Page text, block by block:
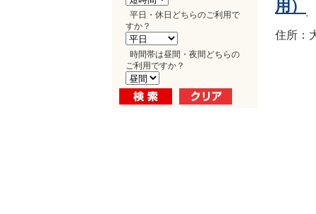
平日・休日どちらのご利用で
すか？
時間帯は昼間・夜間どちらの
ご利用ですか？
用）
住所：